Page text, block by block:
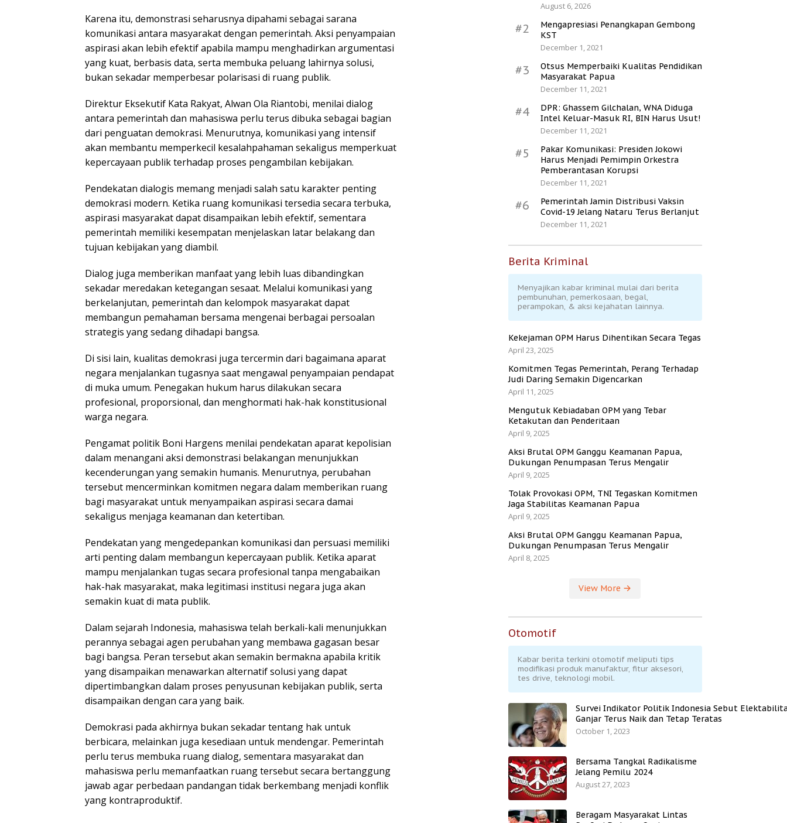
Karena itu, demonstrasi seharusnya dipahami sebagai sarana
komunikasi antara masyarakat dengan pemerintah. Aksi penyampaian
aspirasi akan lebih efektif apabila mampu menghadirkan argumentasi
yang kuat, berbasis data, serta membuka peluang lahirnya solusi,
bukan sekadar memperbesar polarisasi di ruang publik.
Direktur Eksekutif Kata Rakyat, Alwan Ola Riantobi, menilai dialog
antara pemerintah dan mahasiswa perlu terus dibuka sebagai bagian
dari penguatan demokrasi. Menurutnya, komunikasi yang intensif
akan membantu memperkecil kesalahpahaman sekaligus memperkuat
kepercayaan publik terhadap proses pengambilan kebijakan.
Pendekatan dialogis memang menjadi salah satu karakter penting
demokrasi modern. Ketika ruang komunikasi tersedia secara terbuka,
aspirasi masyarakat dapat disampaikan lebih efektif, sementara
pemerintah memiliki kesempatan menjelaskan latar belakang dan
tujuan kebijakan yang diambil.
Dialog juga memberikan manfaat yang lebih luas dibandingkan
sekadar meredakan ketegangan sesaat. Melalui komunikasi yang
berkelanjutan, pemerintah dan kelompok masyarakat dapat
membangun pemahaman bersama mengenai berbagai persoalan
strategis yang sedang dihadapi bangsa.
Di sisi lain, kualitas demokrasi juga tercermin dari bagaimana aparat
negara menjalankan tugasnya saat mengawal penyampaian pendapat
di muka umum. Penegakan hukum harus dilakukan secara
profesional, proporsional, dan menghormati hak-hak konstitusional
warga negara.
Pengamat politik Boni Hargens menilai pendekatan aparat kepolisian
dalam menangani aksi demonstrasi belakangan menunjukkan
kecenderungan yang semakin humanis. Menurutnya, perubahan
tersebut mencerminkan komitmen negara dalam memberikan ruang
bagi masyarakat untuk menyampaikan aspirasi secara damai
sekaligus menjaga keamanan dan ketertiban.
Pendekatan yang mengedepankan komunikasi dan persuasi memiliki
arti penting dalam membangun kepercayaan publik. Ketika aparat
mampu menjalankan tugas secara profesional tanpa mengabaikan
hak-hak masyarakat, maka legitimasi institusi negara juga akan
semakin kuat di mata publik.
Dalam sejarah Indonesia, mahasiswa telah berkali-kali menunjukkan
perannya sebagai agen perubahan yang membawa gagasan besar
bagi bangsa. Peran tersebut akan semakin bermakna apabila kritik
yang disampaikan menawarkan alternatif solusi yang dapat
dipertimbangkan dalam proses penyusunan kebijakan publik, serta
disampaikan dengan cara yang baik.
Demokrasi pada akhirnya bukan sekadar tentang hak untuk
berbicara, melainkan juga kesediaan untuk mendengar. Pemerintah
perlu terus membuka ruang dialog, sementara masyarakat dan
mahasiswa perlu memanfaatkan ruang tersebut secara bertanggung
jawab agar perbedaan pandangan tidak berkembang menjadi konflik
yang kontraproduktif.
August 6, 2026
#2
Mengapresiasi Penangkapan Gembong
KST
December 1, 2021
#3
Otsus Memperbaiki Kualitas Pendidikan
Masyarakat Papua
December 11, 2021
#4
DPR: Ghassem Gilchalan, WNA Diduga
Intel Keluar-Masuk RI, BIN Harus Usut!
December 11, 2021
#5
Pakar Komunikasi: Presiden Jokowi
Harus Menjadi Pemimpin Orkestra
Pemberantasan Korupsi
December 11, 2021
#6
Pemerintah Jamin Distribusi Vaksin
Covid-19 Jelang Nataru Terus Berlanjut
December 11, 2021
Berita Kriminal
Menyajikan kabar kriminal mulai dari berita
pembunuhan, pemerkosaan, begal,
perampokan, & aksi kejahatan lainnya.
Kekejaman OPM Harus Dihentikan Secara Tegas
April 23, 2025
Komitmen Tegas Pemerintah, Perang Terhadap
Judi Daring Semakin Digencarkan
April 11, 2025
Mengutuk Kebiadaban OPM yang Tebar
Ketakutan dan Penderitaan
April 9, 2025
Aksi Brutal OPM Ganggu Keamanan Papua,
Dukungan Penumpasan Terus Mengalir
April 9, 2025
Tolak Provokasi OPM, TNI Tegaskan Komitmen
Jaga Stabilitas Keamanan Papua
April 9, 2025
Aksi Brutal OPM Ganggu Keamanan Papua,
Dukungan Penumpasan Terus Mengalir
April 8, 2025
View More
Otomotif
Kabar berita terkini otomotif meliputi tips
modifikasi produk manufaktur, fitur aksesori,
tes drive, teknologi mobil.
Survei Indikator Politik Indonesia Sebut
Ganjar Terus Naik dan Tetap Teratas
October 1, 2023
Bersama Tangkal Radikalisme
Jelang Pemilu 2024
August 27, 2023
Beragam Masyarakat Lintas